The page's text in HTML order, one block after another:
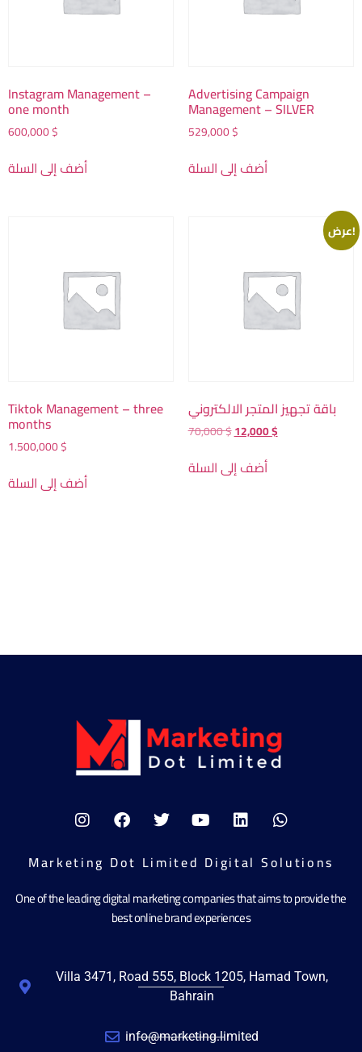
Instagram Management –
one month
600,000$
أضف إلى السلة
Advertising Campaign
Management – SILVER
529,000$
أضف إلى السلة
Tiktok Management – three
months
1.500,000$
أضف إلى السلة
عرض!
باقة تجهيز المتجر الالكتروني
70,000$12,000$
أضف إلى السلة
Marketing Dot Limited Digital Solutions
One of the leading digital marketing companies that aims to provide the
best online brand experiences
Villa 3471, Road 555, Block 1205, Hamad Town,
Bahrain
info@marketing.limited